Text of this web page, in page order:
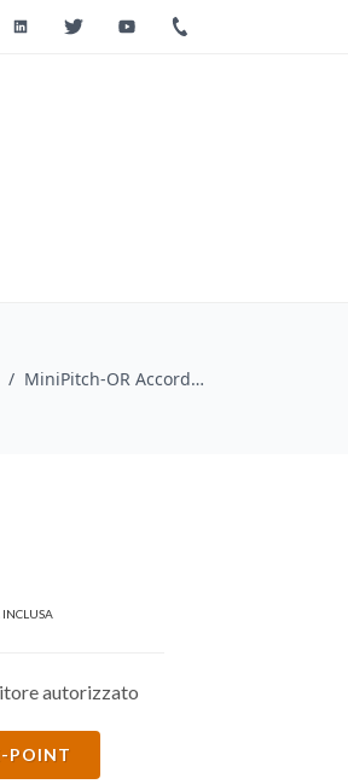
InstagramLinkedinTwitter Youtube
/ MiniPitch-OR Accordatore per ukulele
INCLUSA
autorizzato
POINT